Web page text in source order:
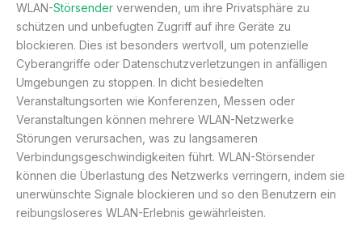
WLAN-Störsender verwenden, um ihre Privatsphäre zu
schützen und unbefugten Zugriff auf ihre Geräte zu
blockieren. Dies ist besonders wertvoll, um potenzielle
Cyberangriffe oder Datenschutzverletzungen in anfälligen
Umgebungen zu stoppen. In dicht besiedelten
Veranstaltungsorten wie Konferenzen, Messen oder
Veranstaltungen können mehrere WLAN-Netzwerke
Störungen verursachen, was zu langsameren
Verbindungsgeschwindigkeiten führt. WLAN-Störsender
können die Überlastung des Netzwerks verringern, indem sie
unerwünschte Signale blockieren und so den Benutzern ein
reibungsloseres WLAN-Erlebnis gewährleisten.